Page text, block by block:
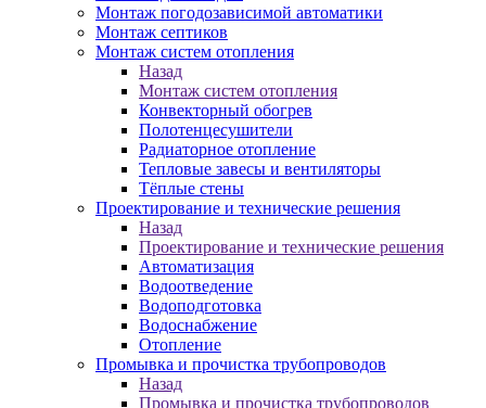
Монтаж погодозависимой автоматики
Монтаж септиков
Монтаж систем отопления
Назад
Монтаж систем отопления
Конвекторный обогрев
Полотенцесушители
Радиаторное отопление
Тепловые завесы и вентиляторы
Тёплые стены
Проектирование и технические решения
Назад
Проектирование и технические решения
Автоматизация
Водоотведение
Водоподготовка
Водоснабжение
Отопление
Промывка и прочистка трубопроводов
Назад
Промывка и прочистка трубопроводов